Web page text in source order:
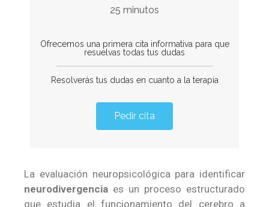
25 minutos
Ofrecemos una primera cita informativa para que
resuelvas todas tus dudas
Resolverás tus dudas en cuanto a la terapia
Pedir cita
La evaluación neuropsicológica para identificar
neurodivergencia es un proceso estructurado
que estudia el funcionamiento del cerebro a